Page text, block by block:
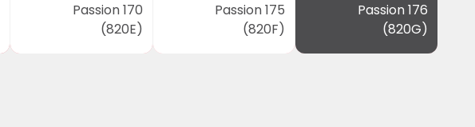
Passion 170
(820E)
Passion 175
(820F)
Passion 176
(820G)